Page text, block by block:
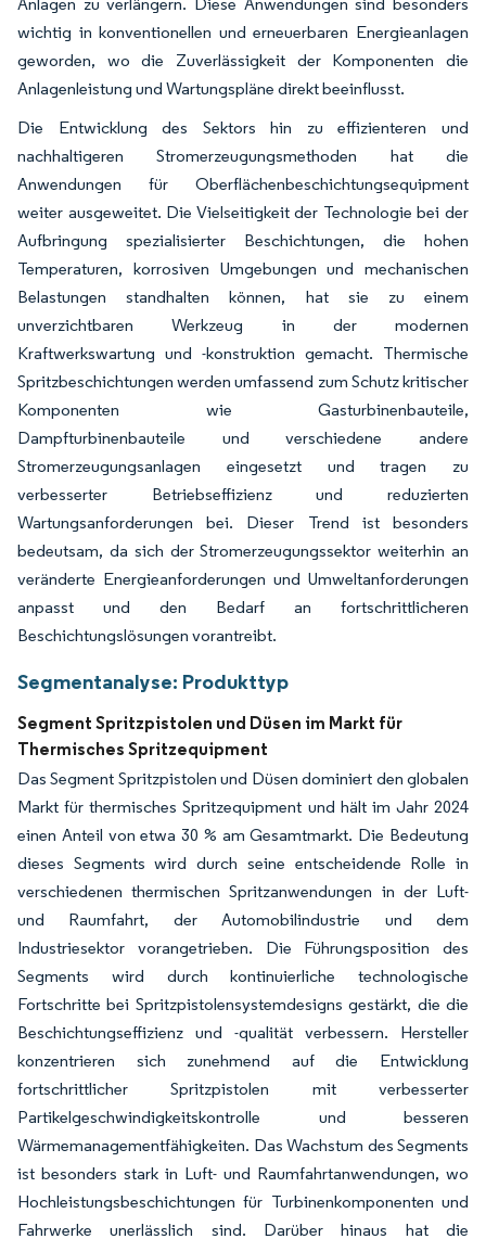
Anlagen zu verlängern. Diese Anwendungen sind besonders
wichtig in konventionellen und erneuerbaren Energieanlagen
geworden, wo die Zuverlässigkeit der Komponenten die
Anlagenleistung und Wartungspläne direkt beeinflusst.
Die Entwicklung des Sektors hin zu effizienteren und
nachhaltigeren Stromerzeugungsmethoden hat die
Anwendungen für Oberflächenbeschichtungsequipment
weiter ausgeweitet. Die Vielseitigkeit der Technologie bei der
Aufbringung spezialisierter Beschichtungen, die hohen
Temperaturen, korrosiven Umgebungen und mechanischen
Belastungen standhalten können, hat sie zu einem
unverzichtbaren Werkzeug in der modernen
Kraftwerkswartung und -konstruktion gemacht. Thermische
Spritzbeschichtungen werden umfassend zum Schutz kritischer
Komponenten wie Gasturbinenbauteile,
Dampfturbinenbauteile und verschiedene andere
Stromerzeugungsanlagen eingesetzt und tragen zu
verbesserter Betriebseffizienz und reduzierten
Wartungsanforderungen bei. Dieser Trend ist besonders
bedeutsam, da sich der Stromerzeugungssektor weiterhin an
veränderte Energieanforderungen und Umweltanforderungen
anpasst und den Bedarf an fortschrittlicheren
Beschichtungslösungen vorantreibt.
Segmentanalyse: Produkttyp
Segment Spritzpistolen und Düsen im Markt für
Thermisches Spritzequipment
Das Segment Spritzpistolen und Düsen dominiert den globalen
Markt für thermisches Spritzequipment und hält im Jahr 2024
einen Anteil von etwa 30 % am Gesamtmarkt. Die Bedeutung
dieses Segments wird durch seine entscheidende Rolle in
verschiedenen thermischen Spritzanwendungen in der Luft-
und Raumfahrt, der Automobilindustrie und dem
Industriesektor vorangetrieben. Die Führungsposition des
Segments wird durch kontinuierliche technologische
Fortschritte bei Spritzpistolensystemdesigns gestärkt, die die
Beschichtungseffizienz und -qualität verbessern. Hersteller
konzentrieren sich zunehmend auf die Entwicklung
fortschrittlicher Spritzpistolen mit verbesserter
Partikelgeschwindigkeitskontrolle und besseren
Wärmemanagementfähigkeiten. Das Wachstum des Segments
ist besonders stark in Luft- und Raumfahrtanwendungen, wo
Hochleistungsbeschichtungen für Turbinenkomponenten und
Fahrwerke unerlässlich sind. Darüber hinaus hat die